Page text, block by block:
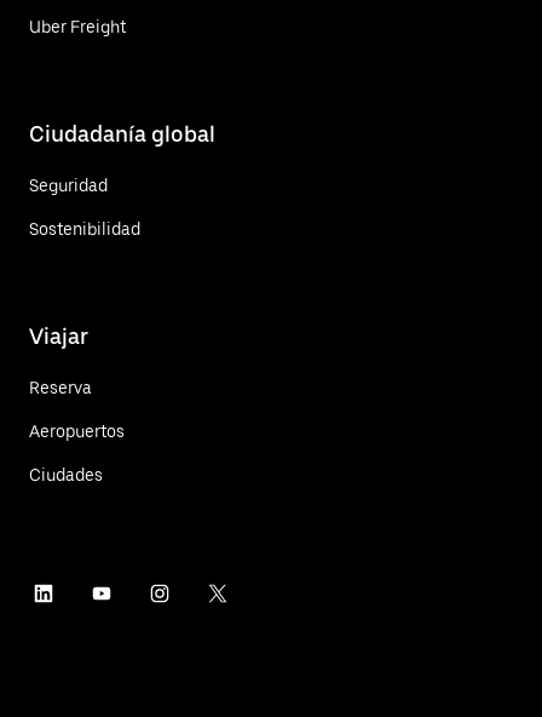
Uber Freight
Ciudadanía global
Seguridad
Sostenibilidad
Viajar
Reserva
Aeropuertos
Ciudades